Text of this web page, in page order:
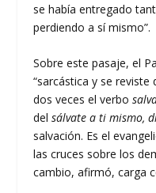
se había entregado
perdiendo a sí mismo”.
Sobre este pasaje, el
“sarcástica y se
dos veces el verbo
delsálvate a ti mismo,
salvación. Es el
las cruces sobre los
cambio, afirmó, carga